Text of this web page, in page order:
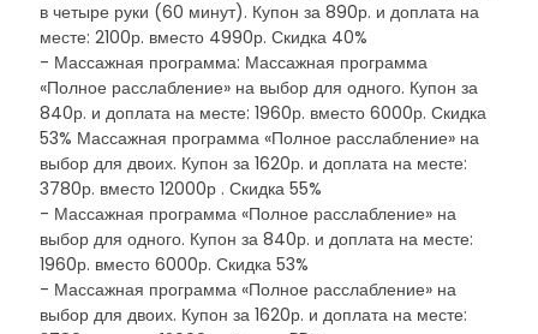
в четыре руки (60 минут). Купон за 890р. и доплата на
месте: 2100р. вместо 4990р. Скидка 40%
- Массажная программа: Массажная программа
«Полное расслабление» на выбор для одного. Купон за
840р. и доплата на месте: 1960р. вместо 6000р. Скидка
53% Массажная программа «Полное расслабление» на
выбор для двоих. Купон за 1620р. и доплата на месте:
3780р. вместо 12000р . Скидка 55%
- Массажная программа «Полное расслабление» на
выбор для одного. Купон за 840р. и доплата на месте:
1960р. вместо 6000р. Скидка 53%
- Массажная программа «Полное расслабление» на
выбор для двоих. Купон за 1620р. и доплата на месте: